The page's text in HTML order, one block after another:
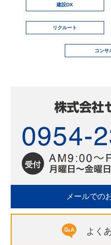
建設DX
リクルート
コンサ
メールでの
よく